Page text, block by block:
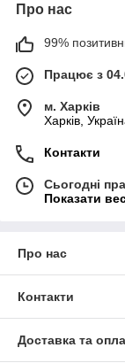
Про нас
99%
Працює з
м. Харків
Харків,
Контакти
Сьогодні
Показати
Про нас
Контакти
Доставка та